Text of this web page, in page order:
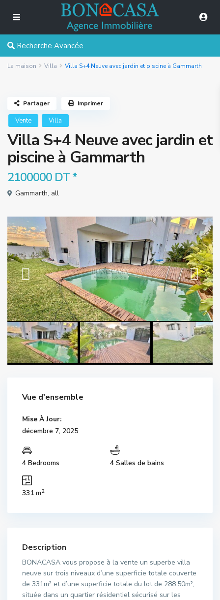
Recherche Avancée
La maison Villa Villa S+4 Neuve avec jardin et piscine à Gammarth
Vente Villa
Villa S+4 Neuve avec jardin et
piscine à Gammarth
2100000 DT*
Gammarth, all
Partager Imprimer
Vue d'ensemble
Mise À Jour:
décembre 7, 2025
4 Bedrooms 4 Salles de bains
331 m2
Description
BONACASA vous propose à la vente un superbe villa
neuve sur trois niveaux d’une superficie totale couverte
de 331m² et d’une superficie totale du lot de 288.50m²,
située dans un quartier résidentiel sécurisé sur les